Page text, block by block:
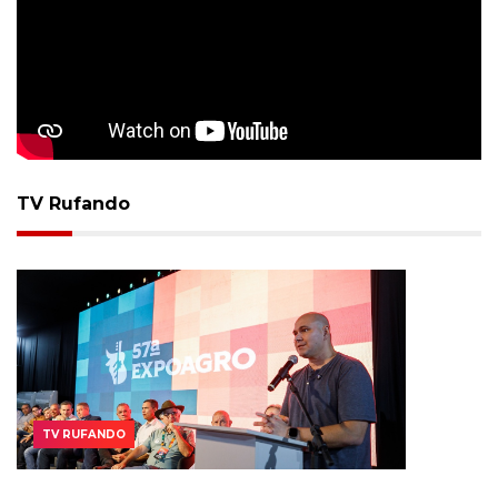
TV Rufando
TV RUFANDO